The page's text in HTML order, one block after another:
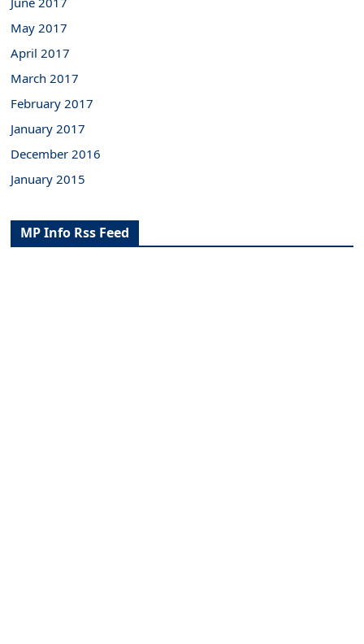
May 2017
April 2017
March 2017
February 2017
January 2017
December 2016
January 2015
MP Info Rss Feed